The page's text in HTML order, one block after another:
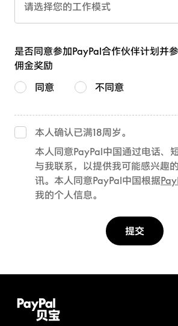
请选择您的工作模式
是否同意参加PayPal合作伙伴计划并
佣金奖励
同意
不同意
本人确认已满18周岁。
本人同意PayPal中国通过电话、
与我联系，以提供我可能感兴趣
讯。本人同意PayPal中国根据
我的个人信息。
提交